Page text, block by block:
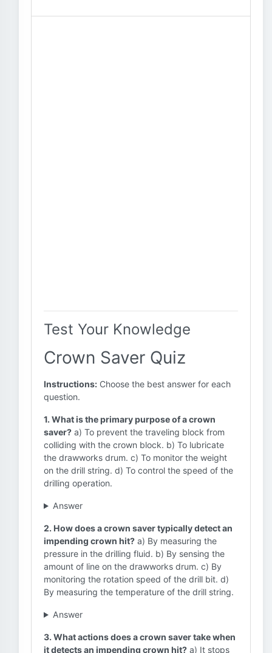
Test Your Knowledge
Crown Saver Quiz
Instructions: Choose the best answer for each
question.
1. What is the primary purpose of a crown
saver? a) To prevent the traveling block from
colliding with the crown block. b) To lubricate
the drawworks drum. c) To monitor the weight
on the drill string. d) To control the speed of the
drilling operation.
Answer
2. How does a crown saver typically detect an
impending crown hit? a) By measuring the
pressure in the drilling fluid. b) By sensing the
amount of line on the drawworks drum. c) By
monitoring the rotation speed of the drill bit. d)
By measuring the temperature of the drill string.
Answer
3. What actions does a crown saver take when
it detects an impending crown hit? a) It stops